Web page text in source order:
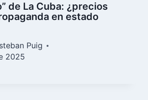
de La Cuba: ¿precios
en estado
Puig
2025